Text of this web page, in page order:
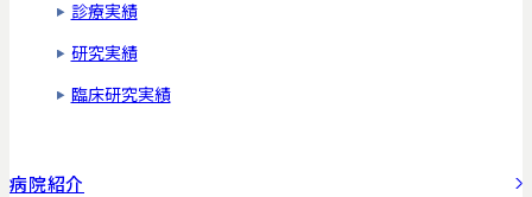
診療実績
研究実績
臨床研究実績
病院紹介